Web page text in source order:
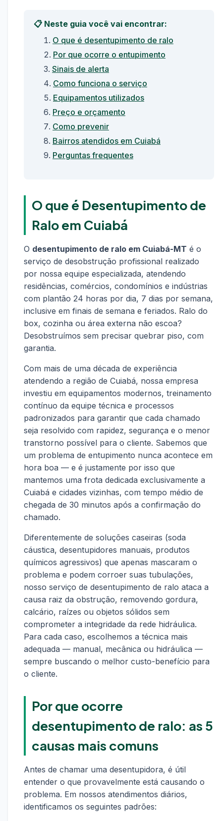
📋 Neste guia você vai encontrar:
O que é desentupimento de ralo
Por que ocorre o entupimento
Sinais de alerta
Como funciona o serviço
Equipamentos utilizados
Preço e orçamento
Como prevenir
Bairros atendidos em Cuiabá
Perguntas frequentes
O que é Desentupimento de
Ralo em Cuiabá
O desentupimento de ralo em Cuiabá-MT é o
serviço de desobstrução profissional realizado
por nossa equipe especializada, atendendo
residências, comércios, condomínios e indústrias
com plantão 24 horas por dia, 7 dias por semana,
inclusive em finais de semana e feriados. Ralo do
box, cozinha ou área externa não escoa?
Desobstruímos sem precisar quebrar piso, com
garantia.
Com mais de uma década de experiência
atendendo a região de Cuiabá, nossa empresa
investiu em equipamentos modernos, treinamento
contínuo da equipe técnica e processos
padronizados para garantir que cada chamado
seja resolvido com rapidez, segurança e o menor
transtorno possível para o cliente. Sabemos que
um problema de entupimento nunca acontece em
hora boa — e é justamente por isso que
mantemos uma frota dedicada exclusivamente a
Cuiabá e cidades vizinhas, com tempo médio de
chegada de 30 minutos após a confirmação do
chamado.
Diferentemente de soluções caseiras (soda
cáustica, desentupidores manuais, produtos
químicos agressivos) que apenas mascaram o
problema e podem corroer suas tubulações,
nosso serviço de desentupimento de ralo ataca a
causa raiz da obstrução, removendo gordura,
calcário, raízes ou objetos sólidos sem
comprometer a integridade da rede hidráulica.
Para cada caso, escolhemos a técnica mais
adequada — manual, mecânica ou hidráulica —
sempre buscando o melhor custo-benefício para
o cliente.
Por que ocorre
desentupimento de ralo: as 5
causas mais comuns
Antes de chamar uma desentupidora, é útil
entender o que provavelmente está causando o
problema. Em nossos atendimentos diários,
identificamos os seguintes padrões: